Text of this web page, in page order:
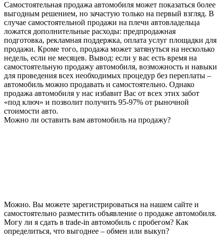
Самостоятельная продажа автомобиля может показаться более
выгодным решением, но зачастую только на первый взгляд. В
случае самостоятельной продажи на плечи автовладельца
ложатся дополнительные расходы: предпродажная
подготовка, рекламная поддержка, оплата услуг площадки для
продажи. Кроме того, продажа может затянуться на несколько
недель, если не месяцев. Вывод: если у вас есть время на
самостоятельную продажу автомобиля, возможность и навыки
для проведения всех необходимых процедур без переплаты –
автомобиль можно продавать и самостоятельно. Однако
продажа автомобиля у нас избавит Вас от всех этих забот
«под ключ» и позволит получить 95-97% от рыночной
стоимости авто.
Можно ли оставить вам автомобиль на продажу?
Можно. Вы можете зарегистрироваться на нашем сайте и
самостоятельно разместить объявление о продаже автомобиля.
Могу ли я сдать в trade-in автомобиль с пробегом? Как
определиться, что выгоднее – обмен или выкуп?